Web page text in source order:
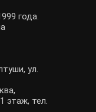
года.
ул.
этаж, тел.